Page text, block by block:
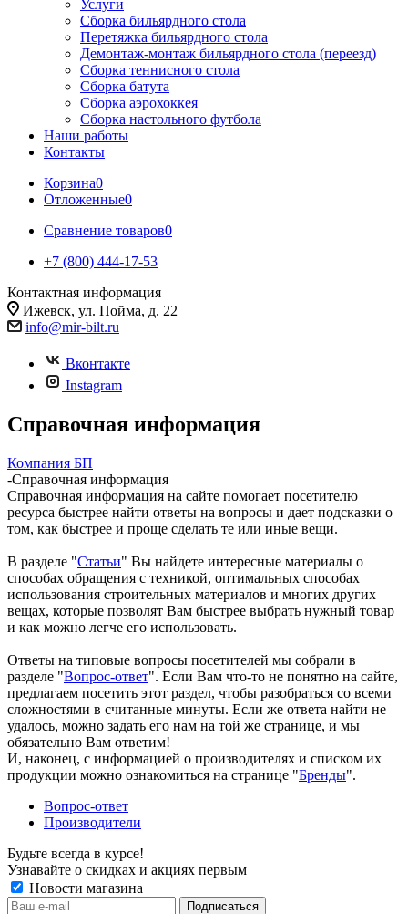
Услуги
Сборка бильярдного стола
Перетяжка бильярдного стола
Демонтаж-монтаж бильярдного стола (переезд)
Сборка теннисного стола
Сборка батута
Сборка аэрохоккея
Сборка настольного футбола
Наши работы
Контакты
Корзина0
Отложенные0
Сравнение товаров0
+7 (800) 444-17-53
Контактная информация
Ижевск, ул. Пойма, д. 22
info@mir-bilt.ru
Вконтакте
Instagram
Справочная информация
Компания БП
-Справочная информация
Справочная информация на сайте помогает посетителю
ресурса быстрее найти ответы на вопросы и дает подсказки о
том, как быстрее и проще сделать те или иные вещи.
В разделе "Статьи" Вы найдете интересные материалы о
способах обращения с техникой, оптимальных способах
использования строительных материалов и многих других
вещах, которые позволят Вам быстрее выбрать нужный товар
и как можно легче его использовать.
Ответы на типовые вопросы посетителей мы собрали в
разделе "Вопрос-ответ". Если Вам что-то не понятно на сайте,
предлагаем посетить этот раздел, чтобы разобраться со всеми
сложностями в считанные минуты. Если же ответа найти не
удалось, можно задать его нам на той же странице, и мы
обязательно Вам ответим!
И, наконец, с информацией о производителях и списком их
продукции можно ознакомиться на странице "Бренды".
Вопрос-ответ
Производители
Будьте всегда в курсе!
Узнавайте о скидках и акциях первым
Новости магазина